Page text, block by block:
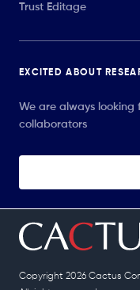
Trust Editage
EXCITED ABOUT
We are always
collaborators
Copyright 2026 Cactus